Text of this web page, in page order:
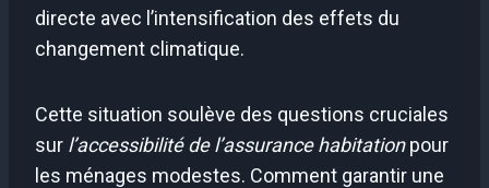
directe avec l’intensification des effets du
changement climatique.
Cette situation soulève des questions cruciales
sur l’accessibilité de l’assurance habitationpour
les ménages modestes. Comment garantir une